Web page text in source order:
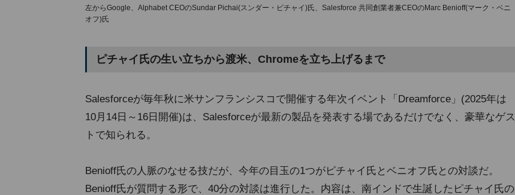
左からGoogle、Alphabet CEOのSundar Pichai(スンダー・ピチャイ)氏、Salesforce 共同創業者兼CEOのMarc Benioff(マーク・ベニ
オフ)氏
ピチャイ氏の生い立ちから渡米、Chromeを立ち上げるまで
Salesforceが毎年秋に米サンフランシスコで開催する年次イベント「Dreamforce」(2025年は
10月14日～16日開催)は、Salesforceが最新の製品を発表する場であるだけでなく、豪華なゲス
トで知られる。
Benioff氏の人脈のなせる技だが、今年の目玉の1つがピチャイ氏とベニオフ氏との対談だ。
Benioff氏が質問する形で、40分の対談は進行した。内容は、南インドで生誕したピチャイ氏の